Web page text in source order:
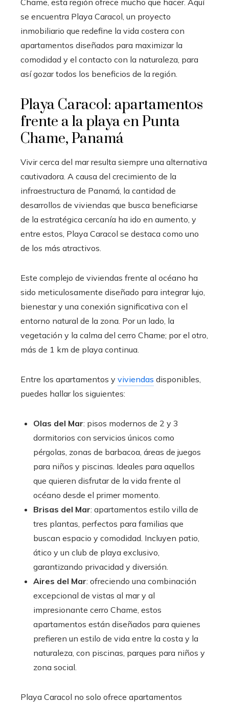
Chame, esta región ofrece mucho que hacer. Aquí
se encuentra Playa Caracol, un proyecto
inmobiliario que redefine la vida costera con
apartamentos diseñados para maximizar la
comodidad y el contacto con la naturaleza, para
así gozar todos los beneficios de la región.
Playa Caracol: apartamentos
frente a la playa en Punta
Chame, Panamá
Vivir cerca del mar resulta siempre una alternativa
cautivadora. A causa del crecimiento de la
infraestructura de Panamá, la cantidad de
desarrollos de viviendas que busca beneficiarse
de la estratégica cercanía ha ido en aumento, y
entre estos, Playa Caracol se destaca como uno
de los más atractivos.
Este complejo de viviendas frente al océano ha
sido meticulosamente diseñado para integrar lujo,
bienestar y una conexión significativa con el
entorno natural de la zona. Por un lado, la
vegetación y la calma del cerro Chame; por el otro,
más de 1 km de playa continua.
Entre los apartamentos y viviendas disponibles,
puedes hallar los siguientes:
Olas del Mar: pisos modernos de 2 y 3
dormitorios con servicios únicos como
pérgolas, zonas de barbacoa, áreas de juegos
para niños y piscinas. Ideales para aquellos
que quieren disfrutar de la vida frente al
océano desde el primer momento.
Brisas del Mar: apartamentos estilo villa de
tres plantas, perfectos para familias que
buscan espacio y comodidad. Incluyen patio,
ático y un club de playa exclusivo,
garantizando privacidad y diversión.
Aires del Mar: ofreciendo una combinación
excepcional de vistas al mar y al
impresionante cerro Chame, estos
apartamentos están diseñados para quienes
prefieren un estilo de vida entre la costa y la
naturaleza, con piscinas, parques para niños y
zona social.
Playa Caracol no solo ofrece apartamentos